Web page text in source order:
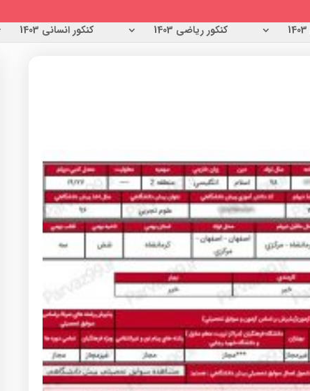
کنکور ریاضی 1403 کنکور انسانی 1403